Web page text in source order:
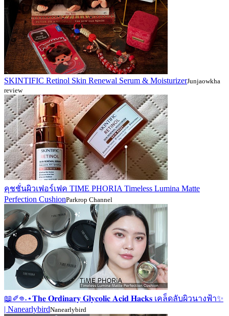
SKINTIFIC Retinol Skin Renewal Serum & MoisturizerJunjaowkha
review
คุชชั่นผิวเฟอร์เฟค TIME PHORIA Timeless Lumina Matte
Perfection CushionParkrop Channel
📖✐𖦹˖⋆𝐓𝐡𝐞 𝐎𝐫𝐝𝐢𝐧𝐚𝐫𝐲 𝐆𝐥𝐲𝐜𝐨𝐥𝐢𝐜 𝐀𝐜𝐢𝐝 𝐇𝐚𝐜𝐤𝐬 เคล็ดลับผิวนางฟ้า✨
| NanearlybirdNanearlybird